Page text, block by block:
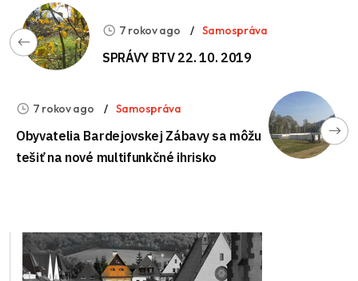
7 rokov ago Samospráva
SPRÁVY BTV 22. 10. 2019
7 rokov ago Samospráva
Obyvatelia Bardejovskej Zábavy sa môžu
tešiť na nové multifunkčné ihrisko